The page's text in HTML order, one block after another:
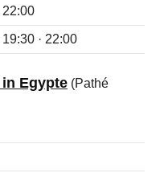
22:00
19:30 · 22:00
Egypte (Pathé